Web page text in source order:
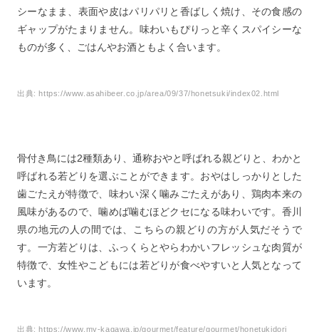
シーなまま、表面や皮はパリパリと香ばしく焼け、その食感の
ギャップがたまりません。味わいもぴりっと辛くスパイシーな
ものが多く、ごはんやお酒ともよく合います。
出典:https://www.asahibeer.co.jp/area/09/37/honetsuki/index02.html
骨付き鳥には2種類あり、通称おやと呼ばれる親どりと、わかと
呼ばれる若どりを選ぶことができます。おやはしっかりとした
歯ごたえが特徴で、味わい深く噛みごたえがあり、鶏肉本来の
風味があるので、噛めば噛むほどクセになる味わいです。香川
県の地元の人の間では、こちらの親どりの方が人気だそうで
す。一方若どりは、ふっくらとやらわかいフレッシュな肉質が
特徴で、女性やこどもには若どりが食べやすいと人気となって
います。
出典:https://www.my-kagawa.jp/gourmet/feature/gourmet/honetukidori